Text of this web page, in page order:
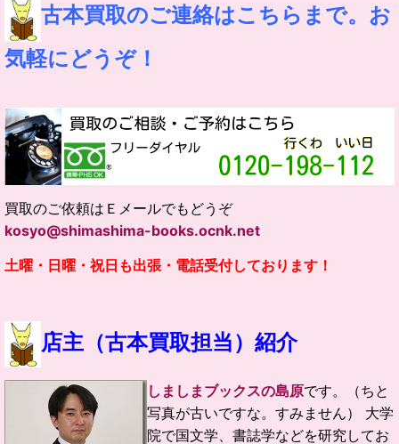
古本買取のご連絡はこちらまで。お
気軽にどうぞ！
買取のご依頼はＥメールでもどうぞ
kosyo@shimashima-books.ocnk.net
土曜・日曜・祝日も出張・電話受付しております！
店主（古本買取担当）紹介
しましまブックスの島原です。（ちと
写真が古いですな。すみません） 大学
院で国文学、書誌学などを研究してお